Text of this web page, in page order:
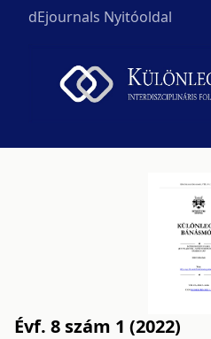
dEjournals Nyitóoldal
Évf. 8 szám 1 (2022)